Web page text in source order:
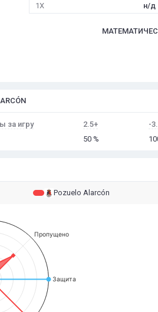
1X н/д
за игру
2.5+
50 %
-
Pozuelo Alarcón
Пропущено
Защита